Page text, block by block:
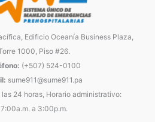
Edificio Oceanía Business Plaza,
1000, Piso #26.
(+507) 524-0100
sume911@sume911.pa
24 horas, Horario administrativo:
7:00a.m. a 3:00p.m.